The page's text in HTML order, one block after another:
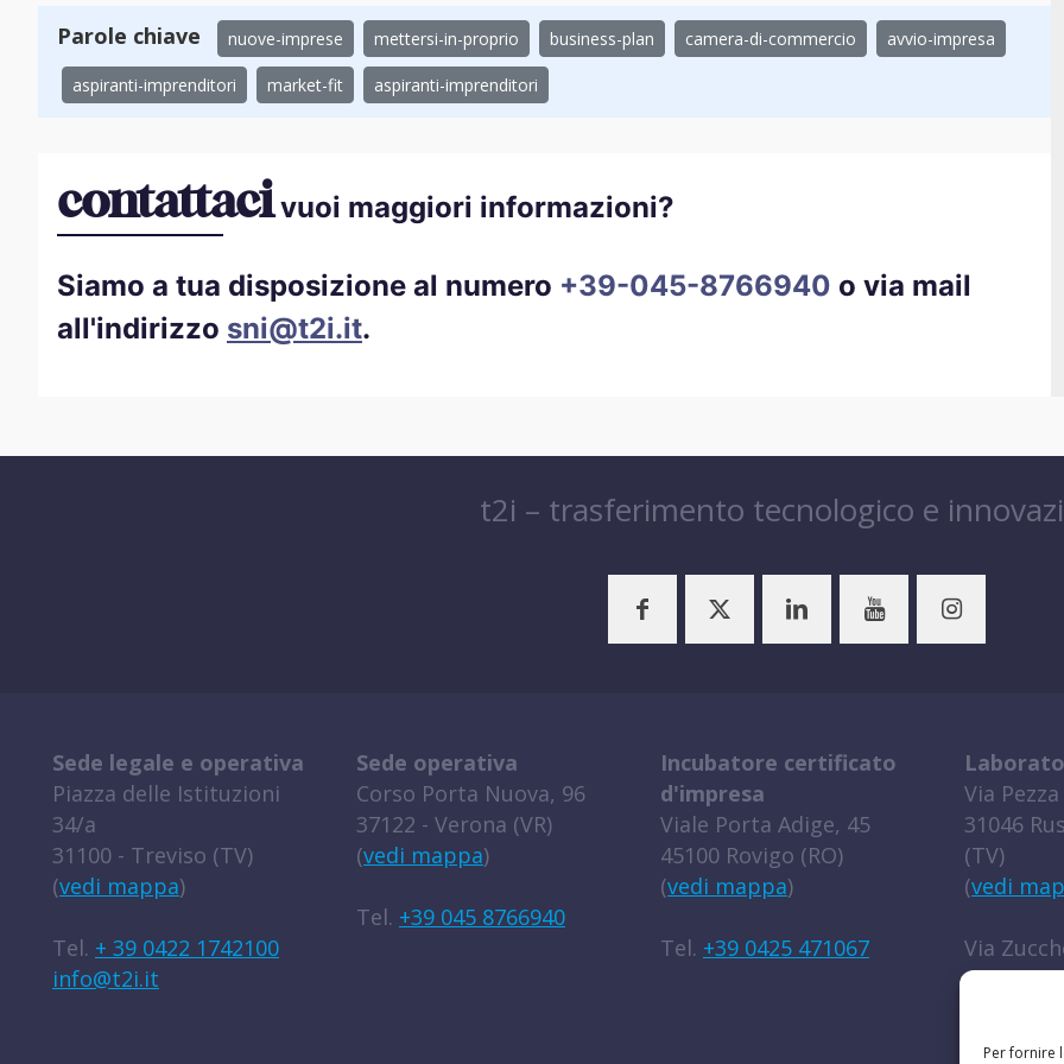
Per fornire
Parole chiave nuove-imprese mettersi-in-proprio business-plan camera-di-commercio avvio-impresa
aspiranti-imprenditori market-fit aspiranti-imprenditori
contattacivuoi maggiori informazioni?
Siamo a tua disposizione al numero +39-045-8766940 o via mail
all'indirizzo sni@t2i.it.
t2i – trasferimento tecnologico e
Sede legale e operativa
Piazza delle Istituzioni
34/a
31100 - Treviso (TV)
(vedi mappa)
Tel. + 39 0422 1742100
info@t2i.it
Sede operativa
Corso Porta Nuova, 96
37122 - Verona (VR)
(vedi mappa)
Tel. +39 045 8766940
Incubatore certificato
d'impresa
Viale Porta Adige, 45
45100 Rovigo (RO)
(vedi mappa)
Tel. +39 0425 471067
Via
31046
(TV)
(vedi
Via
45100